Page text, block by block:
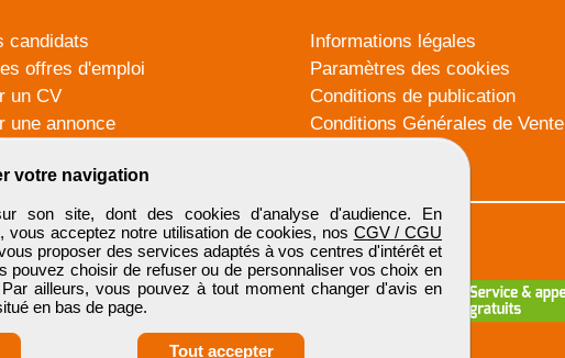
votre navigation
son site, dont des cookies d'analyse d'audience. En
vous acceptez notre utilisation de cookies, nos CGV / CGU
proposer des services adaptés à vos centres d'intérêt et
pouvez choisir de refuser ou de personnaliser vos choix en
ailleurs, vous pouvez à tout moment changer d'avis en
en bas de page.
Tout accepter
candidats
offres d'emploi
un CV
une annonce
Informations légales
Paramètres des cookies
Conditions de publication
Conditions Générales de Vente